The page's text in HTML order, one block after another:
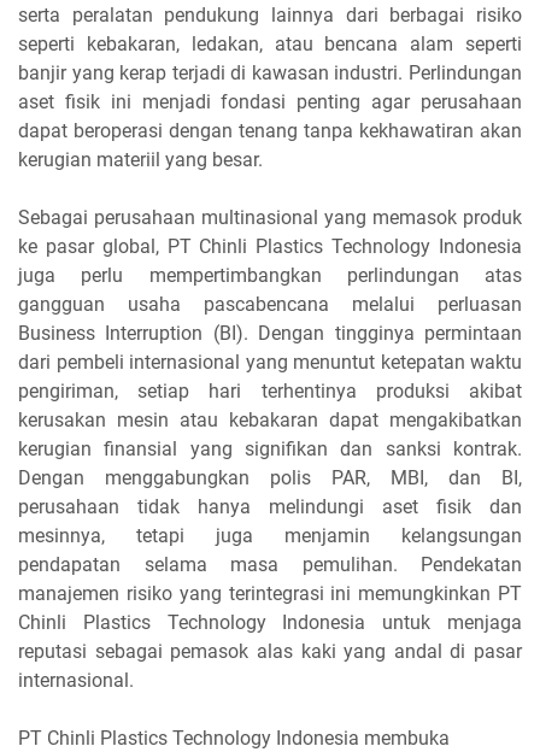
serta peralatan pendukung lainnya dari berbagai risiko
seperti kebakaran, ledakan, atau bencana alam seperti
banjir yang kerap terjadi di kawasan industri. Perlindungan
aset fisik ini menjadi fondasi penting agar perusahaan
dapat beroperasi dengan tenang tanpa kekhawatiran akan
kerugian materiil yang besar.
Sebagai perusahaan multinasional yang memasok produk
ke pasar global, PT Chinli Plastics Technology Indonesia
juga perlu mempertimbangkan perlindungan atas
gangguan usaha pascabencana melalui perluasan
Business Interruption (BI). Dengan tingginya permintaan
dari pembeli internasional yang menuntut ketepatan waktu
pengiriman, setiap hari terhentinya produksi akibat
kerusakan mesin atau kebakaran dapat mengakibatkan
kerugian finansial yang signifikan dan sanksi kontrak.
Dengan menggabungkan polis PAR, MBI, dan BI,
perusahaan tidak hanya melindungi aset fisik dan
mesinnya, tetapi juga menjamin kelangsungan
pendapatan selama masa pemulihan. Pendekatan
manajemen risiko yang terintegrasi ini memungkinkan PT
Chinli Plastics Technology Indonesia untuk menjaga
reputasi sebagai pemasok alas kaki yang andal di pasar
internasional.
PT Chinli Plastics Technology Indonesia membuka